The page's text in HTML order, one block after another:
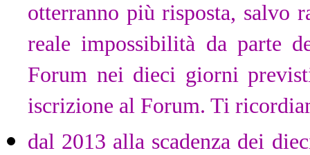
otterranno più risposta, salvo
reale impossibilità da parte
Forum nei dieci giorni
iscrizione al Forum. Ti
dal 2013 alla scadenza dei